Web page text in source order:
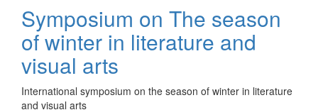
Symposium on The season
of winter in literature and
visual arts
International symposium on the season of winter in literature
and visual arts